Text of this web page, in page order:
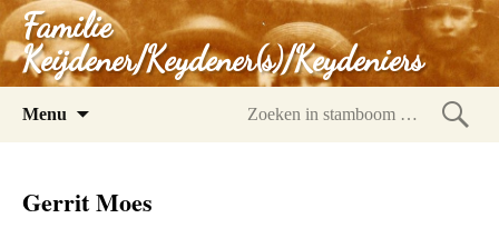
Familie
Keijdener/Keydener(s)/Keydeniers
Menu
Gerrit Moes